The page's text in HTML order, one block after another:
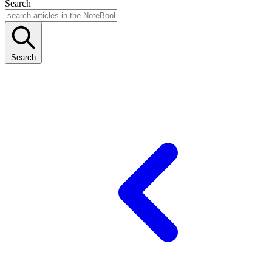
Search
Search